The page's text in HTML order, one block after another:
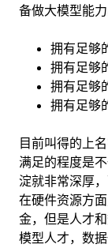
备做大模型能
拥有足够
拥有足够
拥有足够
拥有足够
目前叫得的上
满足的程度是
淀就非常深厚
在硬件资源方
金，但是人才
模型人才，数